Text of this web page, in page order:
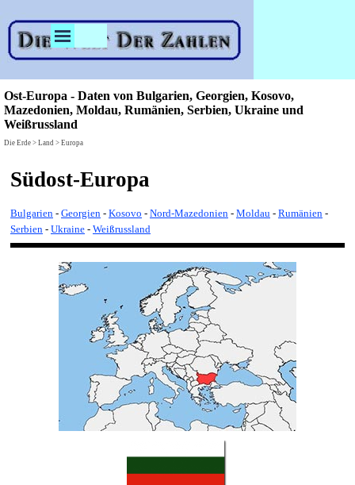
Menü überspringen
Ost-Europa - Daten von Bulgarien, Georgien, Kosovo,
Mazedonien, Moldau, Rumänien, Serbien, Ukraine und
Weißrussland
Die Erde > Land > Europa
Südost-Europa
Bulgarien - Georgien - Kosovo - Nord-Mazedonien - Moldau - Rumänien -
Serbien - Ukraine - Weißrussland